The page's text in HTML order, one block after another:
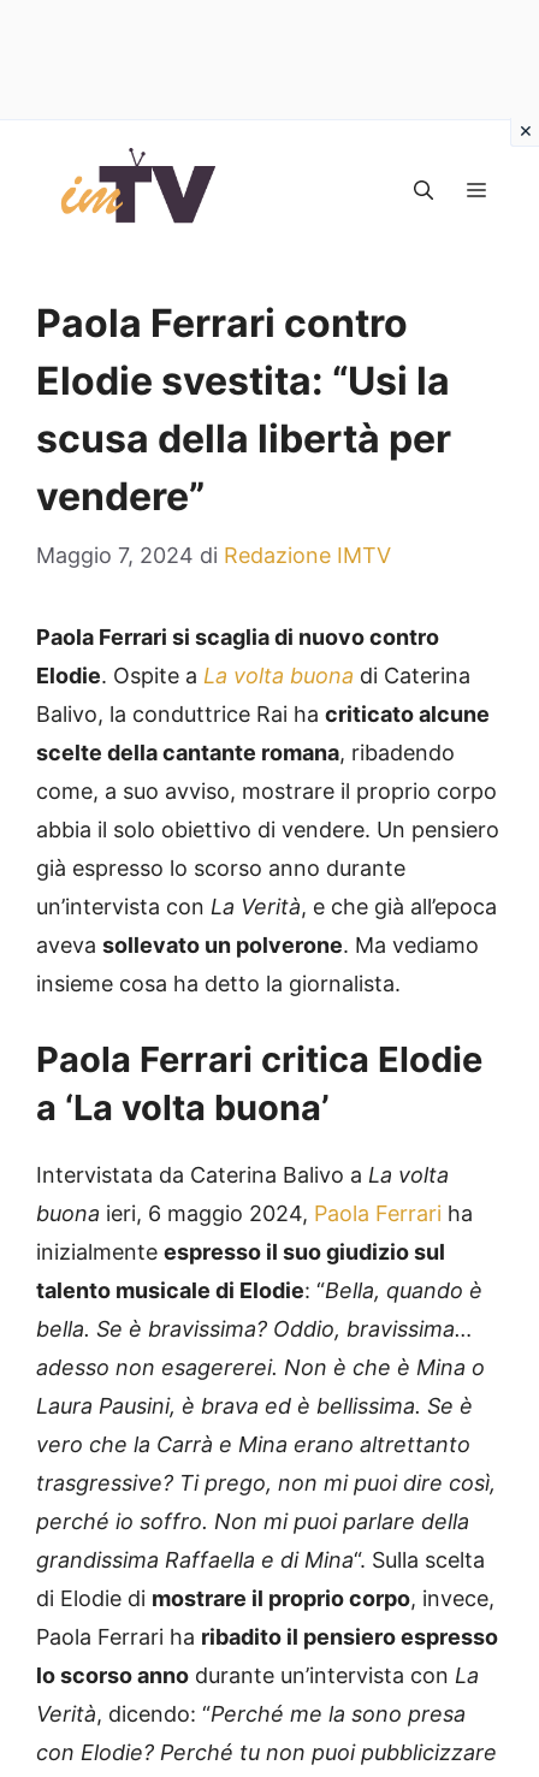
contenuto
Paola Ferrari contro
Elodie svestita: “Usi la
scusa della libertà per
vendere”
Maggio 7, 2024 di Redazione IMTV
Paola Ferrari si scaglia di nuovo contro
Elodie. Ospite a La volta buona di Caterina
Balivo, la conduttrice Rai ha criticato alcune
scelte della cantante romana, ribadendo
come, a suo avviso, mostrare il proprio corpo
abbia il solo obiettivo di vendere. Un pensiero
già espresso lo scorso anno durante
un’intervista con La Verità, e che già all’epoca
aveva sollevato un polverone. Ma vediamo
insieme cosa ha detto la giornalista.
Paola Ferrari critica Elodie
a ‘La volta buona’
Intervistata da Caterina Balivo a La volta
buona ieri, 6 maggio 2024, Paola Ferrari ha
inizialmente espresso il suo giudizio sul
talento musicale di Elodie: “Bella, quando è
bella. Se è bravissima? Oddio, bravissima…
adesso non esagererei. Non è che è Mina o
Laura Pausini, è brava ed è bellissima. Se è
vero che la Carrà e Mina erano altrettanto
trasgressive? Ti prego, non mi puoi dire così,
perché io soffro. Non mi puoi parlare della
grandissima Raffaella e di Mina“. Sulla scelta
di Elodie di mostrare il proprio corpo, invece,
Paola Ferrari ha ribadito il pensiero espresso
lo scorso anno durante un’intervista con La
Verità, dicendo: “Perché me la sono presa
con Elodie? Perché tu non puoi pubblicizzare